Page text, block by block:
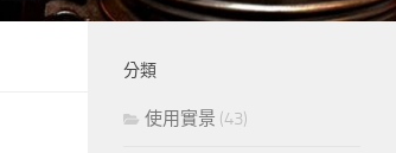
分類
使用實景 (43)